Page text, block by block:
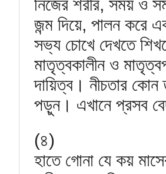
নিজের শরীর, সময় ও
জন্ম দিয়ে, পালন করে
সভ্য চোখে দেখতে
মাতৃত্বকালীন ও
দায়িত্ব। নীচতার
পড়ুন। এখানে প্রসব
(৪)
হাতে গোনা যে কয়